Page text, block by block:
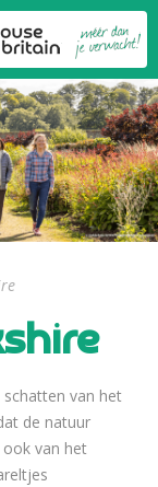
van het
de natuur
van het